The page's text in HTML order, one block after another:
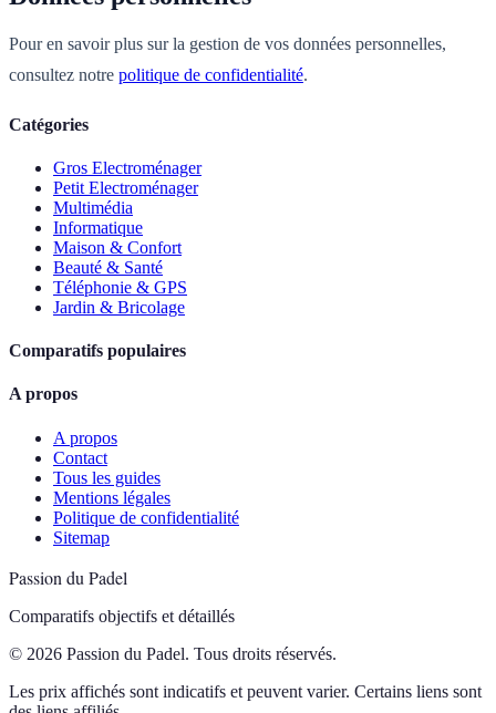
Pour en savoir plus sur la gestion de vos données personnelles,
consultez notre politique de confidentialité.
Catégories
Gros Electroménager
Petit Electroménager
Multimédia
Informatique
Maison & Confort
Beauté & Santé
Téléphonie & GPS
Jardin & Bricolage
Comparatifs populaires
A propos
A propos
Contact
Tous les guides
Mentions légales
Politique de confidentialité
Sitemap
Passion du Padel
Comparatifs objectifs et détaillés
© 2026 Passion du Padel. Tous droits réservés.
Les prix affichés sont indicatifs et peuvent varier. Certains liens sont